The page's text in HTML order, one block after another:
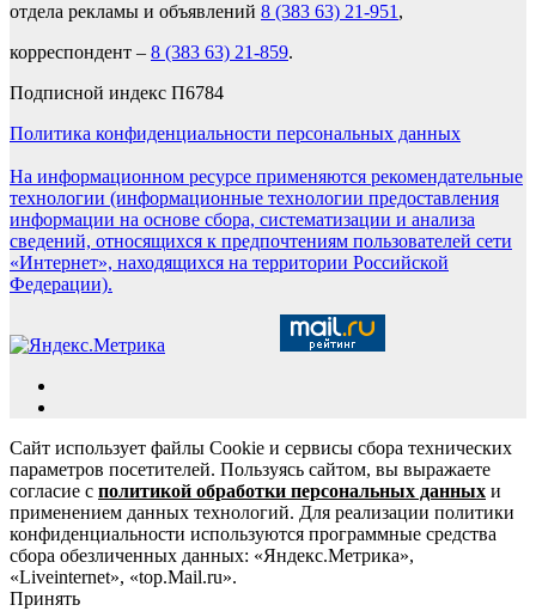
отдела рекламы и объявлений 8 (383 63) 21-951 ,
корреспондент – 8 (383 63) 21-859.
Подписной индекс П6784
Политика конфиденциальности персональных данных
На информационном ресурсе применяются рекомендательные
технологии (информационные технологии предоставления
информации на основе сбора, систематизации и анализа
сведений, относящихся к предпочтениям пользователей сети
«Интернет», находящихся на территории Российской
Федерации).
Сайт использует файлы Cookie и сервисы сбора технических
параметров посетителей. Пользуясь сайтом, вы выражаете
согласие с политикой обработки персональных данных и
применением данных технологий. Для реализации политики
конфиденциальности используются программные средства
сбора обезличенных данных: «Яндекс.Метрика»,
«Liveinternet», «top.Mail.ru».
Принять